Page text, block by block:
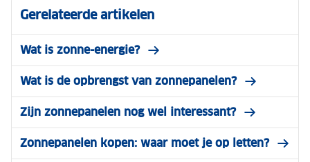
Gerelateerde artikelen
Wat is zonne-energie?
Wat is de opbrengst van zonnepanelen?
Zijn zonnepanelen nog wel interessant?
Zonnepanelen kopen: waar moet je op letten?